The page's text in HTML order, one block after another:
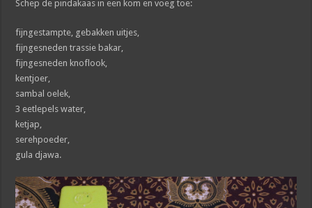
Schep de pindakaas in een kom en voeg toe:
fijngestampte, gebakken uitjes,
fijngesneden trassie bakar,
fijngesneden knoflook,
kentjoer,
sambal oelek,
3 eetlepels water,
ketjap,
serehpoeder,
gula djawa.